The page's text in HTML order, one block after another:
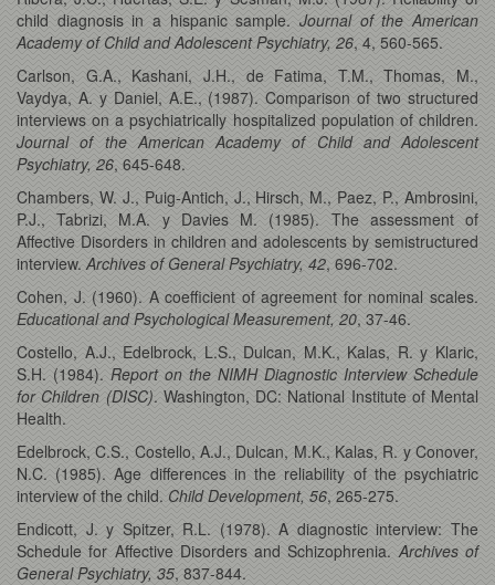
child diagnosis in a hispanic sample. Journal of the American
Academy of Child and Adolescent Psychiatry, 26, 4, 560-565.
Carlson, G.A., Kashani, J.H., de Fatima, T.M., Thomas, M.,
Vaydya, A. y Daniel, A.E., (1987). Comparison of two structured
interviews on a psychiatrically hospitalized population of children.
Journal of the American Academy of Child and Adolescent
Psychiatry, 26, 645-648.
Chambers, W. J., Puig-Antich, J., Hirsch, M., Paez, P., Ambrosini,
P.J., Tabrizi, M.A. y Davies M. (1985). The assessment of
Affective Disorders in children and adolescents by semistructured
interview. Archives of General Psychiatry, 42, 696-702.
Cohen, J. (1960). A coefficient of agreement for nominal scales.
Educational and Psychological Measurement, 20, 37-46.
Costello, A.J., Edelbrock, L.S., Dulcan, M.K., Kalas, R. y Klaric,
S.H. (1984). Report on the NIMH Diagnostic Interview Schedule
for Children (DISC). Washington, DC: National Institute of Mental
Health.
Edelbrock, C.S., Costello, A.J., Dulcan, M.K., Kalas, R. y Conover,
N.C. (1985). Age differences in the reliability of the psychiatric
interview of the child. Child Development, 56, 265-275.
Endicott, J. y Spitzer, R.L. (1978). A diagnostic interview: The
Schedule for Affective Disorders and Schizophrenia. Archives of
General Psychiatry, 35, 837-844.